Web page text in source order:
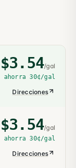
$3.54/gal
ahorra 30¢/gal
Direcciones
$3.54/gal
ahorra 30¢/gal
Direcciones